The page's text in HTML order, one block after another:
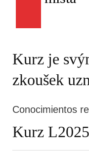
Kurz je
zkoušek
Conocimientos
Kurz